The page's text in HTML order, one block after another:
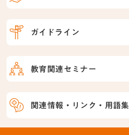
ガイドライン
教育関連セミナー
関連情報・リンク・用語集